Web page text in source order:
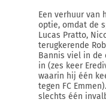
Een verhuur van
optie, omdat de
Lucas Pratto,
terugkerende
Bannis viel in de
in (zes keer
waarin hij één
tegen FC
slechts één